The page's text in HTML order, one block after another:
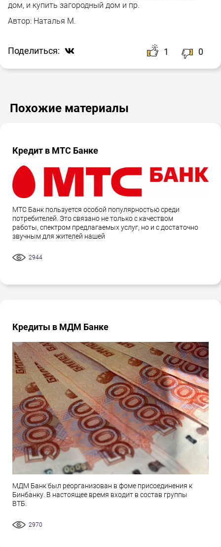
дом, и купить загородный дом и пр.
Автор: Наталья М.
Поделиться: 1 0
Похожие материалы
Кредит в МТС Банке
МТС Банк пользуется особой популярностью среди
потребителей. Это связано не только с качеством
работы, спектром предлагаемых услуг, но и с достаточно
звучным для жителей нашей
2944
Кредиты в МДМ Банке
МДМ Банк был реорганизован в фоме присоединения к
Бинбанку. В настоящее время входит в состав группы
ВТБ.
2970